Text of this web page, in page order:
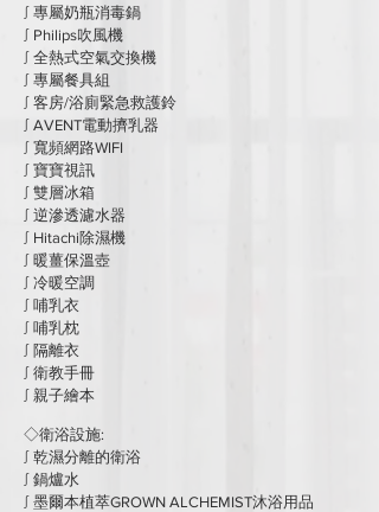
∫ 專屬奶瓶消毒鍋
∫ Philips吹風機
∫ 全熱式空氣交換機
∫ 專屬餐具組
∫ 客房/浴廁緊急救護鈴
∫ AVENT電動擠乳器
∫ 寬頻網路WIFI
∫ 寶寶視訊
∫ 雙層冰箱
∫ 逆滲透濾水器
∫ Hitachi除濕機
∫ 暖薑保溫壺
∫ 冷暖空調
∫ 哺乳衣
∫ 哺乳枕
​∫ 隔離衣
∫ 衛教手冊
∫ 親子繪本
◇衛浴設施:
∫ 乾濕分離的衛浴
∫ 鍋爐水
∫ 墨爾本植萃GROWN ALCHEMIST沐浴用品